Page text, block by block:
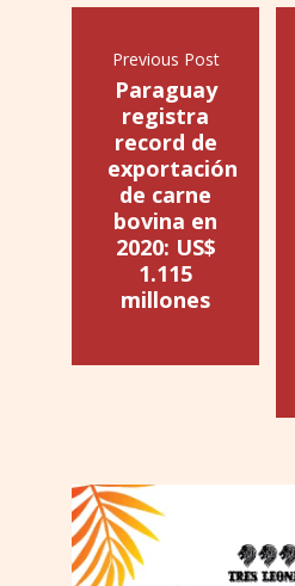
Previous Post
Paraguay
registra
record de
exportación
de carne
bovina en
2020: US$
1.115
millones